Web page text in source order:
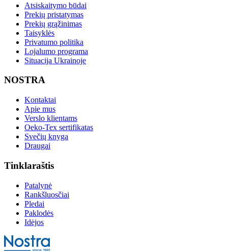
Atsiskaitymo būdai
Prekių pristatymas
Prekių grąžinimas
Taisyklės
Privatumo politika
Lojalumo programa
Situacija Ukrainoje
NOSTRA
Kontaktai
Apie mus
Verslo klientams
Oeko-Tex sertifikatas
Svečių knyga
Draugai
Tinklaraštis
Patalynė
Rankšluosčiai
Pledai
Paklodės
Idėjos